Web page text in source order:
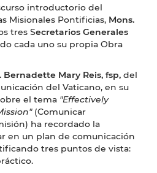
introductorio del
Misionales Pontificias, Mons.
tres Secretarios Generales
cada uno su propia Obra
Bernadette Mary Reis, fsp, del
del Vaticano, en su
el tema "Effectively
(Comunicar
ha recordado la
en un plan de comunicación
tres puntos de vista: